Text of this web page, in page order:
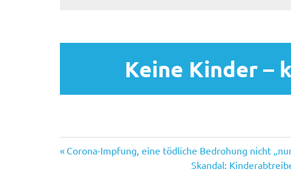
Keine Kinder –
Beitragsnavigation
Vorheriger
Corona-Impfung, eine tödliche Bedrohung nicht
Nächster
Skandal: